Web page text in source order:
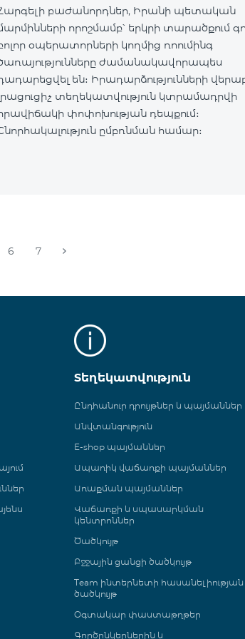
բաժանորդներ, Իրանի պետական
որոշմամբ՝ երկրի տարածքում
օպերատորների կողմից ռոումինգ
ժամանակավորապես
են։ Իրադարձությունների
տեղեկատվություն կտրամադրվի
փոփոխության դեպքում։
ըմբռնման համար։
6 7
Տեղեկատվություն
Ընդհանուր դրույթներ և պայմաններ
Անվտանգություն
E-shop պայմաններ
Ապառիկ վաճառքի պայմաններ
Առաքման պայմաններ
Վաճառքի և սպասարկման
կենտրոններ
Ծածկույթ
Բջջային ցանցի ծածկույթ
Team ինտերնետի հասանելիության
ծածկույթ
Օգտակար փաստաթղթեր
Գործընկերներին և